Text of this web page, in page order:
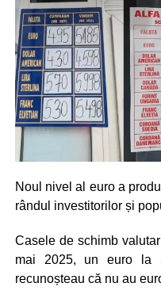
Noul nivel al euro a
rândul investitorilor și
Casele de schimb
mai 2025, un euro la
recunoșteau că nu au